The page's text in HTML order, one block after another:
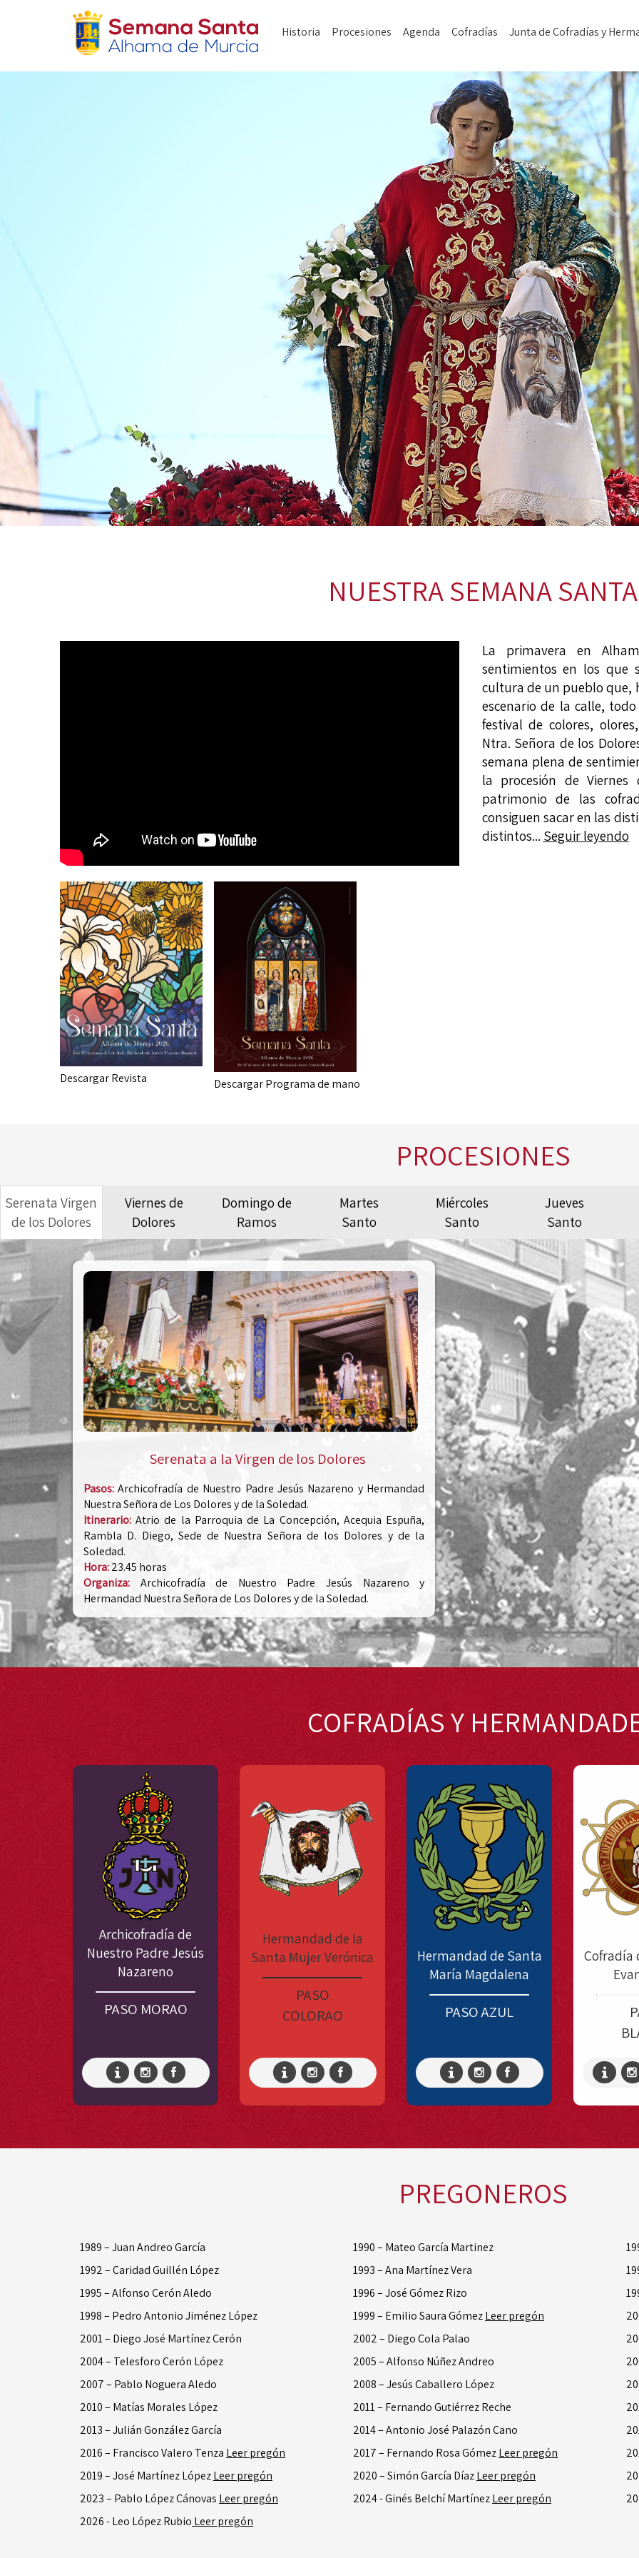
Historia Procesiones Agenda Cofradías
Junta de Cofradías y
NUESTRA SEMANA SANTA
La primavera en
sentimientos en los
cultura de un pueblo que,
escenario de la calle,
festival de colores,
Ntra. Señora de los
semana plena de
la procesión de
patrimonio de las
consiguen sacar en las
distintos... Seguir leyendo
Descargar Revista Descargar Programa de mano
PROCESIONES
Serenata Virgen
de los Dolores
Viernes de
Dolores
Domingo de
Ramos
Martes
Santo
Miércoles
Santo
Jueves
Santo
Serenata a la Virgen de los Dolores
Pasos: Archicofradía de Nuestro Padre Jesús Nazareno y Hermandad
Nuestra Señora de Los Dolores y de la Soledad.
Itinerario: Atrio de la Parroquia de La Concepción, Acequia Espuña,
Rambla D. Diego, Sede de Nuestra Señora de los Dolores y de la
Soledad.
Hora:23.45 horas
Organiza: Archicofradía de Nuestro Padre Jesús Nazareno y
Hermandad Nuestra Señora de Los Dolores y de la Soledad.
COFRADÍAS Y
Archicofradía de
Nuestro Padre Jesús
Nazareno
PASO MORAO
Hermandad de la
Santa Mujer Verónica
PASO
COLORAO
Hermandad de Santa
María Magdalena
PASO AZUL
Cofradía
PREGONEROS
1989 – Juan Andreo García 1990 – Mateo García Martinez
1992 – Caridad Guillén López
1993 – Ana Martínez Vera
1995 – Alfonso Cerón Aledo
1996 – José Gómez Rizo
1998 – Pedro Antonio Jiménez López
1999 – Emilio Saura GómezLeer pregón
2001 – Diego José Martínez Cerón
2002 – Diego Cola Palao
2004 – Telesforo Cerón López
2005 – Alfonso Núñez Andreo
2007 – Pablo Noguera Aledo
2008 – Jesús Caballero López
2010 – Matías Morales López
2011 – Fernando Gutiérrez Reche
2013 – Julián González García
2014 – Antonio José Palazón Cano
2016 – Francisco Valero Tenza Leer pregón 2017 – Fernando Rosa GómezLeer pregón
2019 – José Martínez LópezLeer pregón 2020 – Simón García DíazLeer pregón
2023 – Pablo López Cánovas Leer pregón 2024 - Ginés Belchí MartínezLeer pregón
2026 - Leo López Rubio Leer pregón